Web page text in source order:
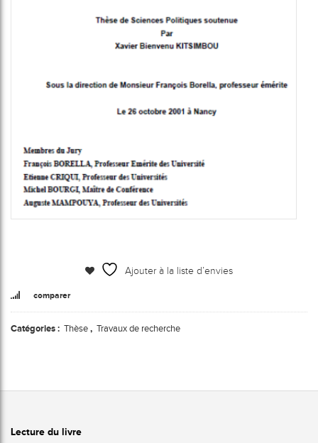
Ajouter à la liste d’envies
comparer
Catégories : Thèse , Travaux de recherche
Lecture du livre